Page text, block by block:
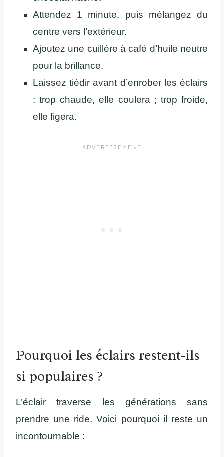
Attendez 1 minute, puis mélangez du
centre vers l’extérieur.
Ajoutez une cuillère à café d’huile neutre
pour la brillance.
Laissez tiédir avant d’enrober les éclairs
: trop chaude, elle coulera ; trop froide,
elle figera.
Pourquoi les éclairs restent-ils
si populaires ?
L’éclair traverse les générations sans
prendre une ride. Voici pourquoi il reste un
incontournable :